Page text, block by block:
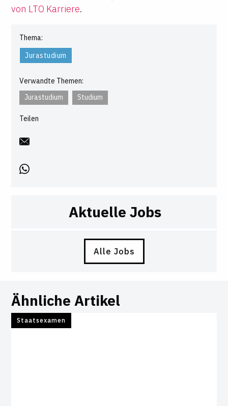
von LTO Karriere.
Thema:
Jurastudium
Verwandte Themen:
Jurastudium
Studium
Teilen
Aktuelle Jobs
Alle Jobs
Ähnliche Artikel
Staatsexamen